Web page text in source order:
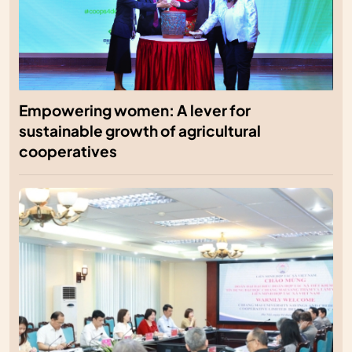
Empowering women: A lever for
sustainable growth of agricultural
cooperatives